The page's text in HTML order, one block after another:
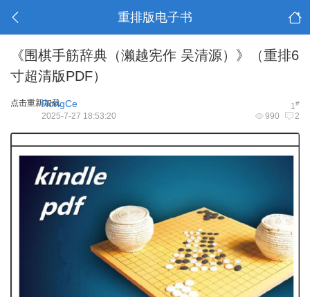
重排版电子书
《围棋手筋辞典（濑越宪作 吴清源）》（重排6
寸超清版PDF）
点击重新加载 1#
RongCe
990 2
2025-7-27 18:53:20